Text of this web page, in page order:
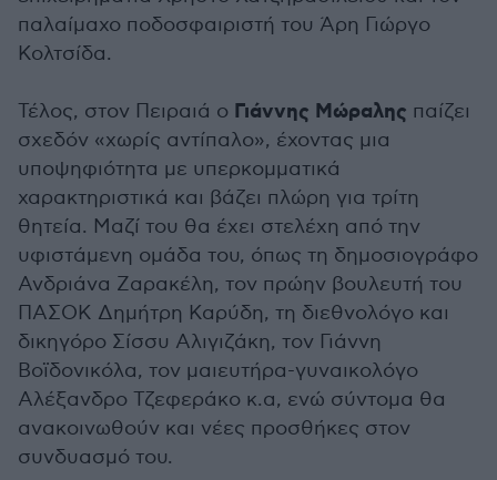
παλαίμαχο ποδοσφαιριστή του Άρη Γιώργο
Κολτσίδα.
Τέλος, στον Πειραιά ο Γιάννης Μώραλης παίζει
σχεδόν «χωρίς αντίπαλο», έχοντας μια
υποψηφιότητα με υπερκομματικά
χαρακτηριστικά και βάζει πλώρη για τρίτη
θητεία. Μαζί του θα έχει στελέχη από την
υφιστάμενη ομάδα του, όπως τη δημοσιογράφο
Ανδριάνα Ζαρακέλη, τον πρώην βουλευτή του
ΠΑΣΟΚ Δημήτρη Καρύδη, τη διεθνολόγο και
δικηγόρο Σίσσυ Αλιγιζάκη, τον Γιάννη
Βοϊδονικόλα, τον μαιευτήρα-γυναικολόγο
Αλέξανδρο Τζεφεράκο κ.α, ενώ σύντομα θα
ανακοινωθούν και νέες προσθήκες στον
συνδυασμό του.